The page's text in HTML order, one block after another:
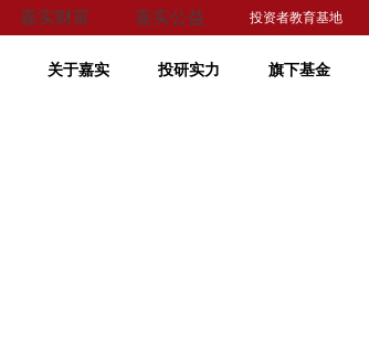
嘉实财富 嘉实公益 投资者教育基地
关于嘉实 投研实力 旗下基金